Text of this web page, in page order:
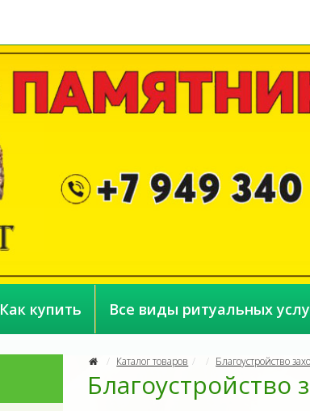
Как купить Все виды ритуальных
Каталог товаров Благоустройство
Благоустройство